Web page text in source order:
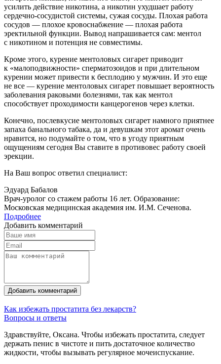
усилить действие никотина, а никотин ухудшает работу
сердечно-сосудистой системы, сужая сосуды. Плохая работа
сосудов — плохое кровоснабжение — плохая работа
эректильной функции. Вывод напрашивается сам: ментол
с никотином и потенция не совместимы.
Кроме этого, курение ментоловых сигарет приводит
к «малоподвижности» сперматозоидов и при длительном
курении может привести к бесплодию у мужчин. И это еще
не все — курение ментоловых сигарет повышает вероятность
заболевания раковыми болезнями, так как ментол
способствует проходимости канцерогенов через клетки.
Конечно, послевкусие ментоловых сигарет намного приятнее
запаха банального табака, да и девушкам этот аромат очень
нравится, но подумайте о том, что в угоду приятным
ощущениям сегодня Вы ставите в противовес работу своей
эрекции.
На Ваш вопрос ответил специалист:
Эдуард Бабалов
Врач-уролог со стажем работы 16 лет. Образование:
Московская медицинская академия им. И.М. Сеченова.
Подробнее
Добавить комментарий
Добавить комментарий
Как избежать простатита без лекарств?
Вопросы и ответы
Здравствуйте, Оксана. Чтобы избежать простатита, следует
держать пенис в чистоте и пить достаточное количество
жидкости, чтобы вызывать регулярное мочеиспускание.